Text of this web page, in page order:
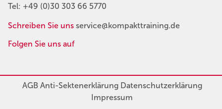
Tel: +49 (0)30 303 66 5770
Schreiben Sie uns service@kompakttraining.de
Folgen Sie uns auf
AGBAnti-SektenerklärungDatenschutzerklärung
Impressum